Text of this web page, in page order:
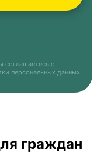
соглашаетесь с
персональных данных
граждан